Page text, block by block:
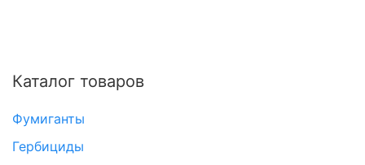
Каталог товаров
Фумиганты
Гербициды